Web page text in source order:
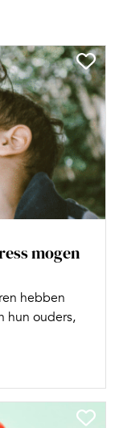
mogen
hebben
hun ouders,